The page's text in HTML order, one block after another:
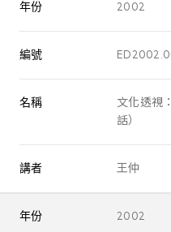
年份 2002
編號
名稱
文化透視
話）
講者 王仲
年份 2002